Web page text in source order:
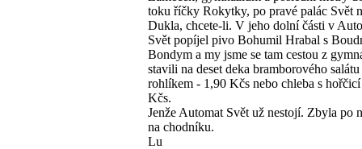
toku říčky Rokytky, po pravé palác Svět
Dukla, chcete-li. V jeho dolní části v
Svět popíjel pivo Bohumil Hrabal s
Bondym a my jsme se tam cestou z
stavili na deset deka bramborového salátu
rohlíkem - 1,90 Kčs nebo chleba s
Kčs.
Jenže Automat Svět už nestojí. Zbyla po
na chodníku.
Lu